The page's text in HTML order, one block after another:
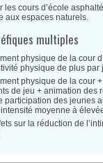
les cours d’école
aux espaces naturels.
multiples
physique de la cour
physique de plus par
physique de la cour
de jeu + animation des
participation des jeunes
moyenne à
sur la réduction de